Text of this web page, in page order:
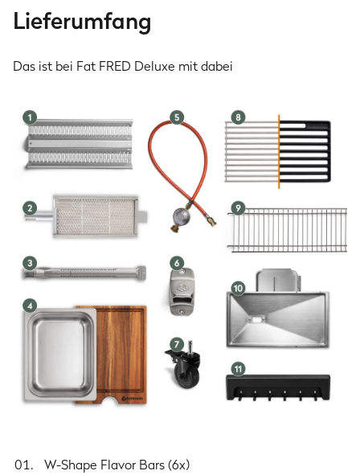
Infrarot-Keramik-Heckbrenner
3.2 kW
Seitenkochfeld
3 kW
27.2 kW
Grillfläche
Hauptgrillfläche
89,0 x 41,5 cm
85,6 x 13,5 cm
⌀-Topfgröße Seitenkochfeld
max. ⌀ 30 cm
Maße & Gewicht
Maße (Deckel geschlossen)
160.4 × 58.4 × 119 cm
160.4 × 64.5 × 148.5 cm
Lieferumfang
Das ist bei Fat FRED Deluxe mit dabei
W-Shape Flavor Bars (6x)